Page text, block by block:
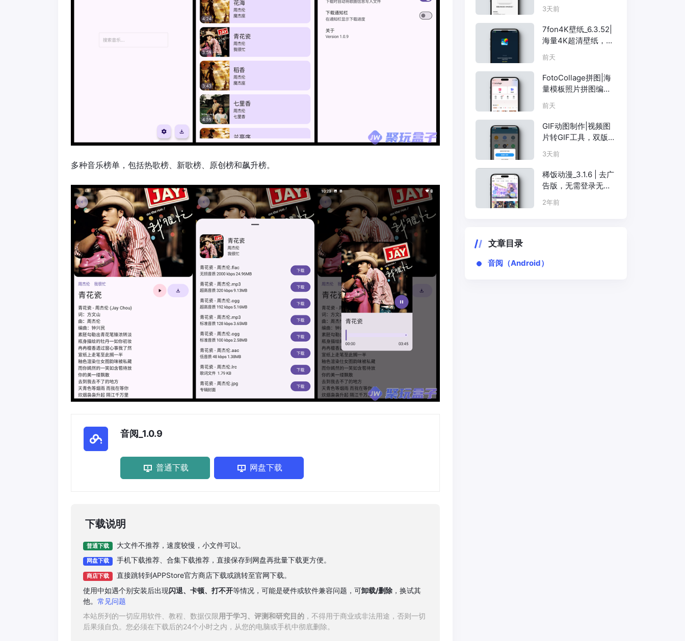
多种音乐榜单，包括热歌榜、新歌榜、原创榜和飙升榜。
音阅_1.0.9
普通下载 网盘下载
下载说明
普通下载 大文件不推荐，速度较慢，小文件可以。
网盘下载 手机下载推荐、合集下载推荐，直接保存到网盘再批量下载更方便。
商店下载
直接跳转到APPStore官方商店下载或跳转至官网下载。
使用中如遇个别安装后出现闪退、卡顿、打不开等情况，可能是硬件或软件兼容问题，可卸载/删除 ，换试其
他。 常见问题
本站所列的一切应用软件、教程、数据仅限 用于学习、评测和研究目的 ，不得用于商业或非法用途，否则一切
后果须自负。您必须在下载后的24个小时之内，从您的电脑或手机中彻底删除。
控全屋家电
3天前
7fon4K壁纸_6.3.52|
海量4K超清壁纸，每
天换一张不重样
前天
FotoCollage拼图|海
量模板照片拼图编辑
器
前天
GIF动图制作|视频图
片转GIF工具，双版本
可选含会员版
3天前
稀饭动漫_3.1.6 | 去广
告版，无需登录无需
付费，移除所有弹窗
广告，热门动漫全部
2年前
文章目录
音阅（Android）